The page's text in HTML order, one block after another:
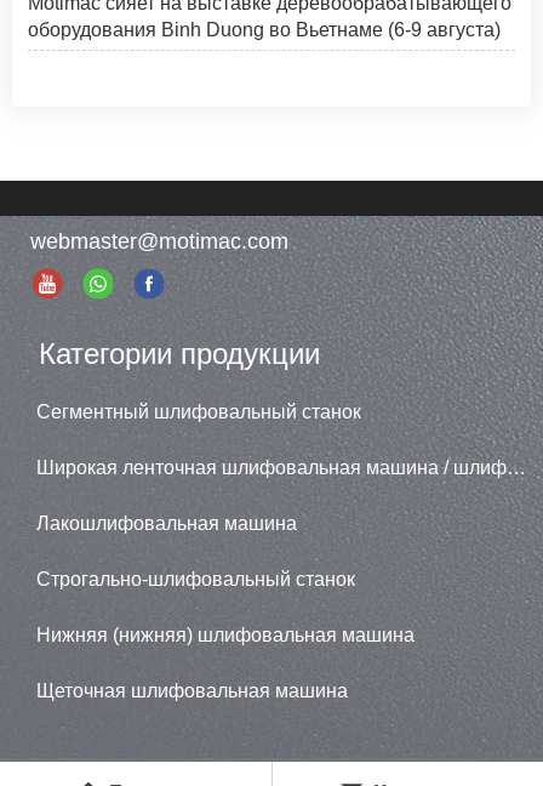
оборудования Binh Duong во Вьетнаме (6-9 августа)
webmaster@motimac.com
Категории продукции
Сегментный шлифовальный станок
Широкая ленточная шлифовальная машина / шлифовальная машина
Лакошлифовальная машина
Строгально-шлифовальный станок
Нижняя (нижняя) шлифовальная машина
Щеточная шлифовальная машина